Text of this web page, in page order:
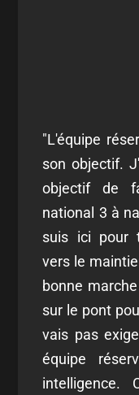
"L'équipe
son objectif.
objectif de
national 3 à
suis ici pour
vers le
bonne
sur le pont
vais pas
équipe
intelligence.